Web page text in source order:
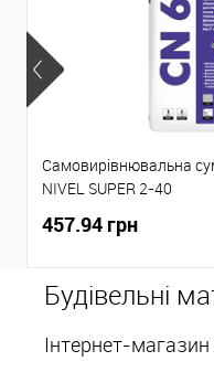
Самовирівнювальна
NIVEL SUPER 2-40
457.94 грн
Будівельні
Інтернет-